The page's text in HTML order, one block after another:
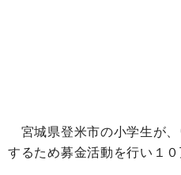
宮城県登米市の小学生が
するため募金活動を行い１０